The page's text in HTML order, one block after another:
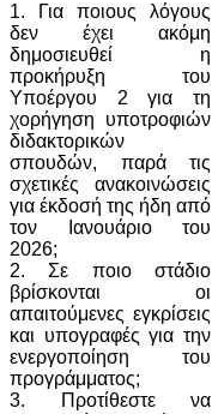
1. Για ποιους λόγους
δεν έχει ακόμη
δημοσιευθεί η
προκήρυξη του
Υποέργου 2 για τη
χορήγηση υποτροφιών
διδακτορικών
σπουδών, παρά τις
σχετικές ανακοινώσεις
για έκδοσή της ήδη από
τον Ιανουάριο του
2026;
2. Σε ποιο στάδιο
βρίσκονται οι
απαιτούμενες εγκρίσεις
και υπογραφές για την
ενεργοποίηση του
προγράμματος;
3. Προτίθεστε να